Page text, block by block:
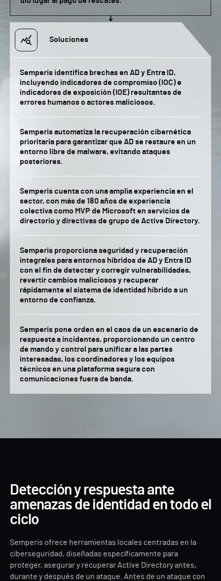
Soluciones
Semperis identifica brechas en AD y Entra ID,
incluyendo indicadores de compromiso (IOC) e
indicadores de exposición (IOE) resultantes de
errores humanos o actores maliciosos.
Semperis automatiza la recuperación cibernética
prioritaria para garantizar que AD se restaure en un
entorno libre de malware, evitando ataques
posteriores.
Semperis cuenta con una amplia experiencia en el
sector, con más de 180 años de experiencia
colectiva como MVP de Microsoft en servicios de
directorio y directivas de grupo de Active Directory.
Semperis proporciona seguridad y recuperación
integrales para entornos híbridos de AD y Entra ID
con el fin de detectar y corregir vulnerabilidades,
revertir cambios maliciosos y recuperar
rápidamente el sistema de identidad híbrido a un
entorno de confianza.
Semperis pone orden en el caos de un escenario de
respuesta a incidentes, proporcionando un centro
de mando y control para unificar a las partes
interesadas, los coordinadores y los equipos
técnicos en una plataforma segura con
comunicaciones fuera de banda.
Detección y respuesta ante
amenazas de identidad en todo el
ciclo
Semperis ofrece herramientas locales centradas en la
ciberseguridad, diseñadas específicamente para
proteger, asegurar y recuperar Active Directory antes,
durante y después de un ataque. Antes de un ataque con